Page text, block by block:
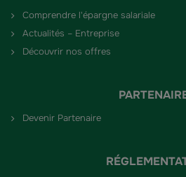
Comprendre l'épargne salariale
Actualités – Entreprise
Découvrir nos offres
Devenir Partenaire